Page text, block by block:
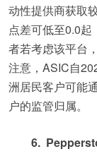
动性提供商获取
点差可低至0.0
者若考虑该平台
注意，ASIC自
洲居民客户可能
户的监管归属。
6.